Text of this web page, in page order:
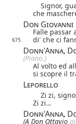
Signor,
che
Don Giovanni
Falle passar
675 di' che ci
Donn'Anna,
(Piano.)
Al volto ed
si scopre il
Leporello
Zi zi,
Zi zi…
Donn'Anna,
(A Don Ottavio